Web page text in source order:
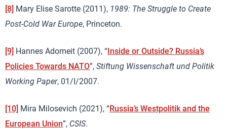
[8] Mary Elise Sarotte (2011), 1989: The Struggle to Create
Post-Cold War Europe, Princeton.
[9] Hannes Adomeit (2007), “Inside or Outside? Russia’s
Policies Towards NATO”, Stiftung Wissenschaft und Politik
Working Paper, 01/I/2007.
[10] Mira Milosevich (2021), “Russia’s Westpolitik and the
European Union”, CSIS.